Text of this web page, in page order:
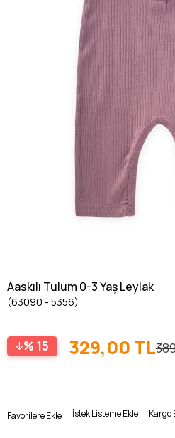
Aaskılı Tulum 0-3 Yaş Leylak
(63090 - 5356)
15 329,00 TL
Favorilere Ekle İstek Listeme Ekle Kargo